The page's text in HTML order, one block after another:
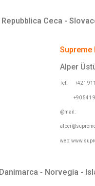
Repubblica Ceca -
Supreme
Alper
Tel: +421
+90 541
@mail:
web:
Danimarca - Norvegia -